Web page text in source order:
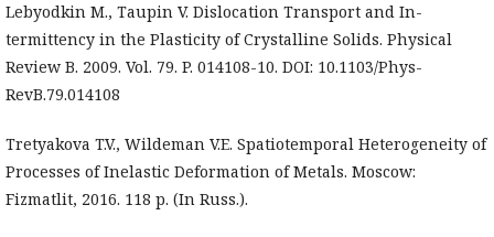
Lebyodkin M., Taupin V. Dislocation Transport and In-
termittency in the Plasticity of Crystalline Solids. Physical
Review B. 2009. Vol. 79. P. 014108-10. DOI: 10.1103/Phys-
RevB.79.014108
Tretyakova T.V., Wildeman V.E. Spatiotemporal Heterogeneity of
Processes of Inelastic Deformation of Metals. Moscow:
Fizmatlit, 2016. 118 p. (In Russ.).